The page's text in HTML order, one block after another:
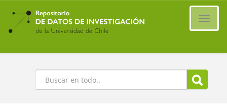
Ir
contenido
principal
Buscar